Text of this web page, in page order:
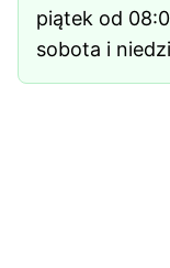
piątek od
sobota i